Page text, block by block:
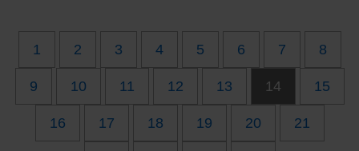
1 2 3 4 5 6 7 8
9 10 11 12 13 14 15
16 17 18 19 20 21